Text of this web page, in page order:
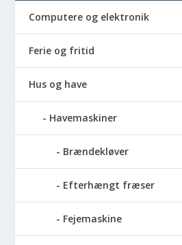
Computere og elektronik
Ferie og fritid
Hus og have
Havemaskiner
Brændekløver
Efterhængt fræser
Fejemaskine